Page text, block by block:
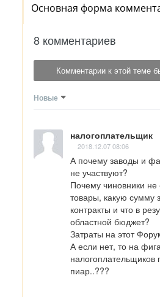
Основная форма
8 комментариев
Комментарии к этой теме
Новые
налогоплательщик
2018.12.07 08:06
А почему заводы и
не участвуют?
Почему чиновники
товары, какую сумму
контракты и что в
областной бюджет?
Затраты на этот
А если нет, то на
налогоплательщиков
пиар..???